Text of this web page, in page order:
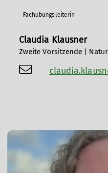
Fachübungsleiterin
Claudia Klausner
Zweite Vorsitzende |